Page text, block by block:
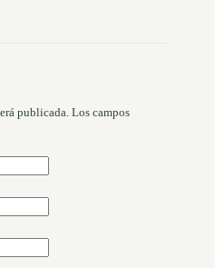
publicada. Los campos